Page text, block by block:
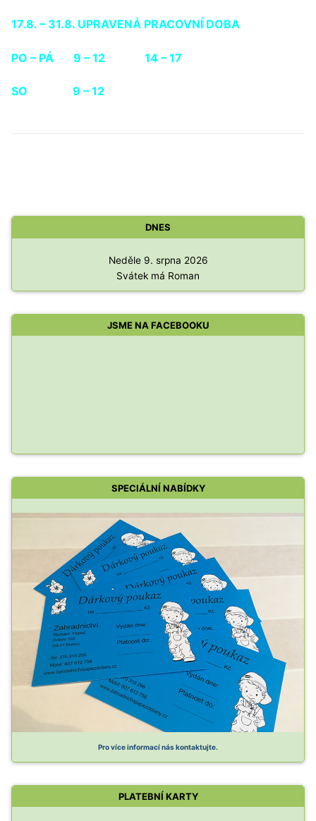
17.8. – 31.8. UPRAVENÁ PRACOVNÍ DOBA
PO – PÁ 9 – 12 14 – 17
SO 9 – 12
DNES
Neděle 9. srpna 2026
Svátek má Roman
JSME NA FACEBOOKU
SPECIÁLNÍ NABÍDKY
Pro více informací nás kontaktujte.
PLATEBNÍ KARTY